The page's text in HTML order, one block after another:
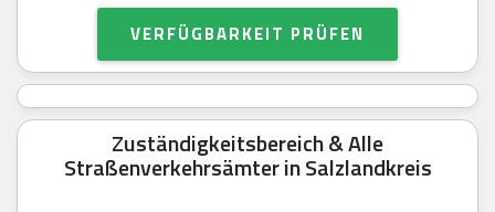
VERFÜGBARKEIT PRÜFEN
Zuständigkeitsbereich & Alle
Straßenverkehrsämter in Salzlandkreis